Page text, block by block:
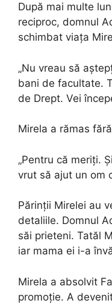
După mai multe
reciproc, domnul
schimbat viața
„Nu vreau să
bani de facultate.
de Drept. Vei
Mirela a rămas
„Pentru că meriți.
vrut să ajut un om
Părinții Mirelei au
detaliile. Domnul
săi prieteni. Tatăl
iar mama ei i-a
Mirela a absolvit
promoție. A